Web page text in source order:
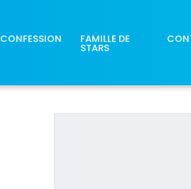
CONFESSION FAMILLE DE
STARS